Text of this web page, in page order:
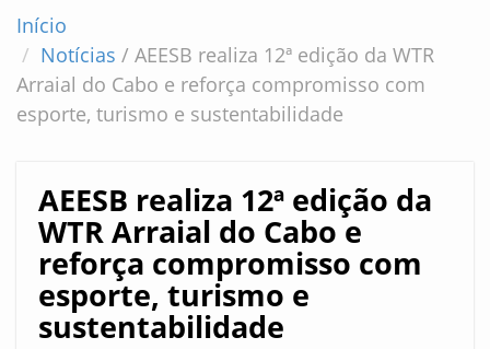
Início
Notícias / AEESB realiza 12ª edição da WTR
Arraial do Cabo e reforça compromisso com
esporte, turismo e sustentabilidade
AEESB realiza 12ª edição da
WTR Arraial do Cabo e
reforça compromisso com
esporte, turismo e
sustentabilidade